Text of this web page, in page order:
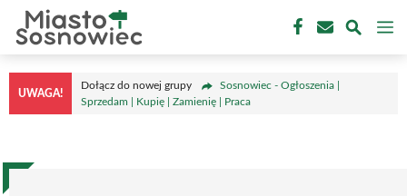
Przejdź
treści
UWAGA!
Dołącz do nowej grupy
Sosnowiec - Ogłoszenia |
Sprzedam | Kupię | Zamienię | Praca